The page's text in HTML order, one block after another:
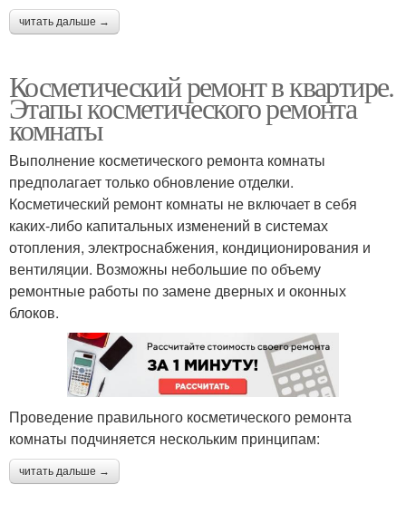
читать дальше →
Косметический ремонт в квартире.
Этапы косметического ремонта
комнаты
Выполнение косметического ремонта комнаты
предполагает только обновление отделки.
Косметический ремонт комнаты не включает в себя
каких-либо капитальных изменений в системах
отопления, электроснабжения, кондиционирования и
вентиляции. Возможны небольшие по объему
ремонтные работы по замене дверных и оконных
блоков.
Проведение правильного косметического ремонта
комнаты подчиняется нескольким принципам:
читать дальше →